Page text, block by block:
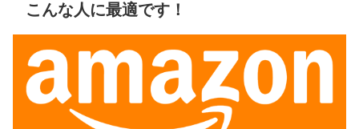
こんな人に最適です！